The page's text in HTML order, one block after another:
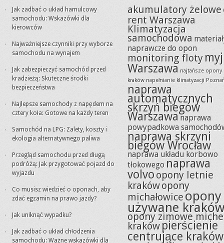
Jak zadbać o układ hamulcowy
samochodu: Wskazówki dla
kierowców
Najważniejsze czynniki przy wyborze
samochodu na wynajem
Jak zabezpieczyć samochód przed
kradzieżą: Skuteczne środki
bezpieczeństwa
Najlepsze samochody z napędem na
cztery koła: Gotowe na każdy teren
Samochód na LPG: Zalety, koszty i
ekologia alternatywnego paliwa
Przegląd samochodu przed długą
podróżą: Jak przygotować pojazd do
wyjazdu
Co musisz wiedzieć o oponach, aby
zdać egzamin na prawo jazdy?
Jak uniknąć wypadku?
Jak zadbać o układ chłodzenia
samochodu: Ważne wskazówki dla
akumulatory żelowe
rent Warszawa
Klimatyzacja
samochodowa
naprawcze do opon
monitoring floty
Warszawa najtańsze opony
kraków napełnianie klimatyzacji
naprawa
automatycznych
skrzyń biegów
Warszawa naprawa
powypadkowa
naprawa skrzyni
biegów Wrocław
naprawa układu korbowo
tłokowego naprawa
volvoopony letnie
krakówopony
michałowiceopony
używane
opony zimowe
kraków pierścienie
centrujące kraków